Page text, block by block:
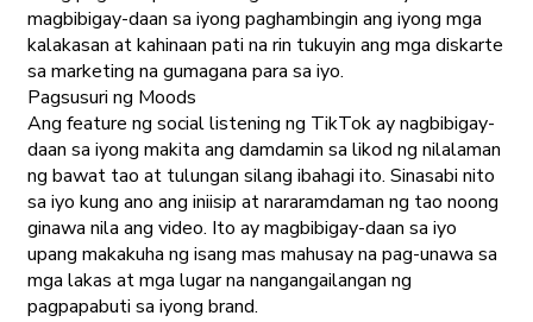
magbibigay-daan sa iyong paghambingin ang iyong mga
kalakasan at kahinaan pati na rin tukuyin ang mga diskarte
sa marketing na gumagana para sa iyo.
Pagsusuri ng Moods
Ang feature ng social listening ng TikTok ay nagbibigay-
daan sa iyong makita ang damdamin sa likod ng nilalaman
ng bawat tao at tulungan silang ibahagi ito. Sinasabi nito
sa iyo kung ano ang iniisip at nararamdaman ng tao noong
ginawa nila ang video. Ito ay magbibigay-daan sa iyo
upang makakuha ng isang mas mahusay na pag-unawa sa
mga lakas at mga lugar na nangangailangan ng
pagpapabuti sa iyong brand.